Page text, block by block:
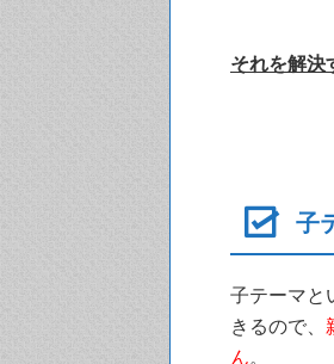
それを解決
子
子テーマと
きるので、
ん。